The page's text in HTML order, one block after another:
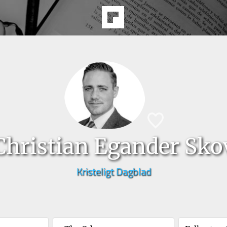
Egander
Kristeligt Dagblad